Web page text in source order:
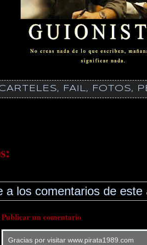
, FAIL, FOTOS,
a los comentarios de este
Publicar un comentario
Gracias por visitar www.pirata1989.com